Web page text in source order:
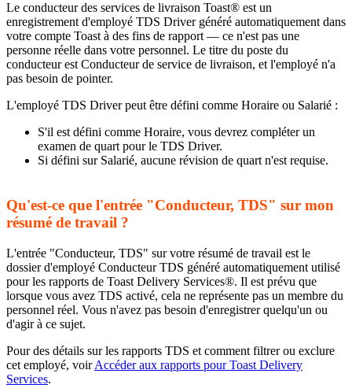
Le conducteur des services de livraison Toast® est un
enregistrement d'employé TDS Driver généré automatiquement dans
votre compte Toast à des fins de rapport — ce n'est pas une
personne réelle dans votre personnel. Le titre du poste du
conducteur est Conducteur de service de livraison, et l'employé n'a
pas besoin de pointer.
L'employé TDS Driver peut être défini comme Horaire ou Salarié :
S'il est défini comme Horaire, vous devrez compléter un
examen de quart pour le TDS Driver.
Si défini sur Salarié, aucune révision de quart n'est requise.
Qu'est-ce que l'entrée "Conducteur, TDS" sur mon
résumé de travail ?
L'entrée "Conducteur, TDS" sur votre résumé de travail est le
dossier d'employé Conducteur TDS généré automatiquement utilisé
pour les rapports de Toast Delivery Services®. Il est prévu que
lorsque vous avez TDS activé, cela ne représente pas un membre du
personnel réel. Vous n'avez pas besoin d'enregistrer quelqu'un ou
d'agir à ce sujet.
Pour des détails sur les rapports TDS et comment filtrer ou exclure
cet employé, voirAccéder aux rapports pour Toast Delivery
Services.